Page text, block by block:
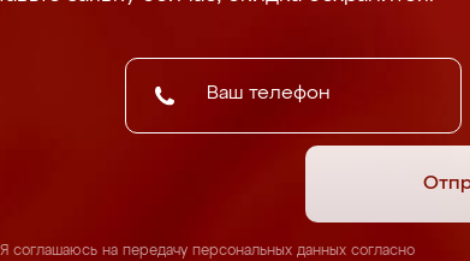
Я соглашаюсь на передачу персональных данных согласно